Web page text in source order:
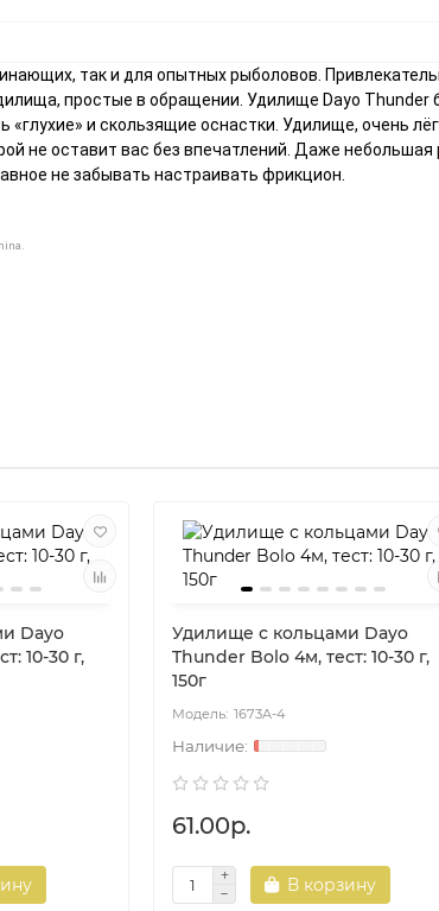
так и для опытных рыболовов.
простые в обращении. Удилище Dayo Thunder
и скользящие оснастки. Удилище, очень
не оставит вас без впечатлений. Даже
не забывать настраивать фрикцион.
Dayo
10-30 г,
Удилище с кольцами Dayo
Thunder Bolo 4м, тест: 10-30 г,
150г
1673A-4
61.00р.
В корзину